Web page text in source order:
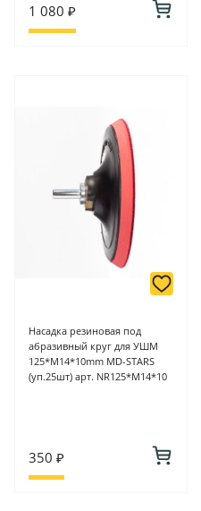
1 080 ₽
Насадка резиновая под
абразивный круг для УШМ
125*M14*10mm MD-STARS
(уп.25шт) арт. NR125*M14*10
350 ₽